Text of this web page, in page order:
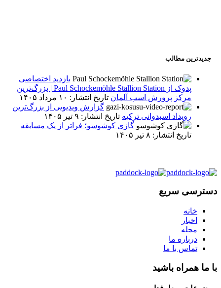
جدیدترین مطالب
بازدید اختصاصی
پدوک از Paul Schockemöhle Stallion Station | بزرگ‌ترین
مرکز پرورش اسب آلمان تاریخ انتشار: ۱۰ مرداد ۱۴۰۵
گزارش ویدیویی از بزرگ‌ترین
رویداد اسبدوانی ترکیه تاریخ انتشار: ۹ تیر ۱۴۰۵
گازی کوشوسو؛ فراتر از یک مسابقه
تاریخ انتشار: ۸ تیر ۱۴۰۵
دسترسی سریع
خانه
اخبار
مجله
درباره ما
تماس با ما
با ما همراه باشید